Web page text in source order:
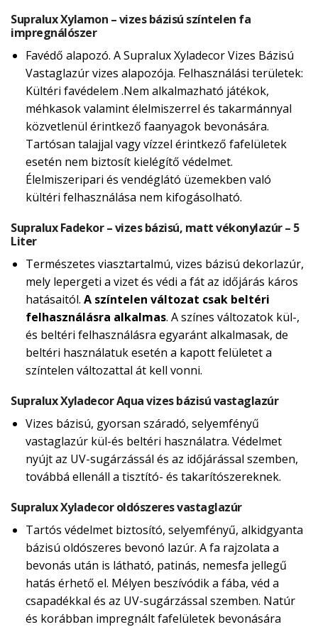
Supralux Xylamon – vizes bázisú színtelen fa
impregnálószer
Favédő alapozó. A Supralux Xyladecor Vizes Bázisú
Vastaglazúr vizes alapozója. Felhasználási területek:
Kültéri favédelem .Nem alkalmazható játékok,
méhkasok valamint élelmiszerrel és takarmánnyal
közvetlenül érintkező faanyagok bevonására.
Tartósan talajjal vagy vízzel érintkező fafelületek
esetén nem biztosít kielégítő védelmet.
Élelmiszeripari és vendéglátó üzemekben való
kültéri felhasználása nem kifogásolható.
Supralux Fadekor – vizes bázisú, matt vékonylazúr – 5
Liter
Természetes viasztartalmú, vizes bázisú dekorlazúr,
mely lepergeti a vizet és védi a fát az időjárás káros
hatásaitól. A színtelen változat csak beltéri
felhasználásra alkalmas. A színes változatok kül-,
és beltéri felhasználásra egyaránt alkalmasak, de
beltéri használatuk esetén a kapott felületet a
színtelen változattal át kell vonni.
Supralux Xyladecor Aqua vizes bázisú vastaglazúr
Vizes bázisú, gyorsan száradó, selyemfényű
vastaglazúr kül-és beltéri használatra. Védelmet
nyújt az UV-sugárzássál és az időjárással szemben,
továbbá ellenáll a tisztító- és takarítószereknek.
Supralux Xyladecor oldószeres vastaglazúr
Tartós védelmet biztosító, selyemfényű, alkidgyanta
bázisú oldószeres bevonó lazúr. A fa rajzolata a
bevonás után is látható, patinás, nemesfa jellegű
hatás érhető el. Mélyen beszívódik a fába, véd a
csapadékkal és az UV-sugárzással szemben. Natúr
és korábban impregnált fafelületek bevonására